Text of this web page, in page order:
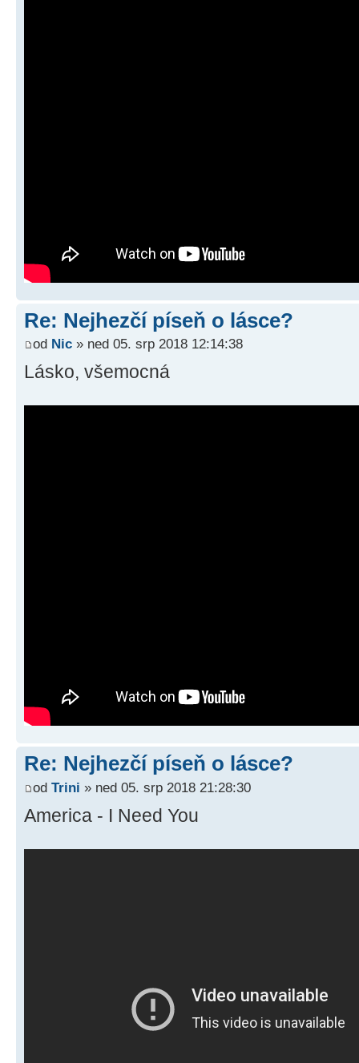
Re: Nejhezčí píseň o lásce?
od Nic » ned 05. srp 2018 12:14:38
Lásko, všemocná
Re: Nejhezčí píseň o lásce?
od Trini » ned 05. srp 2018 21:28:30
America - I Need You